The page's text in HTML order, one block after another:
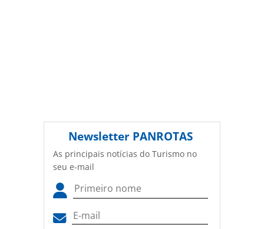
Newsletter PANROTAS
As principais notícias do Turismo no
seu e-mail